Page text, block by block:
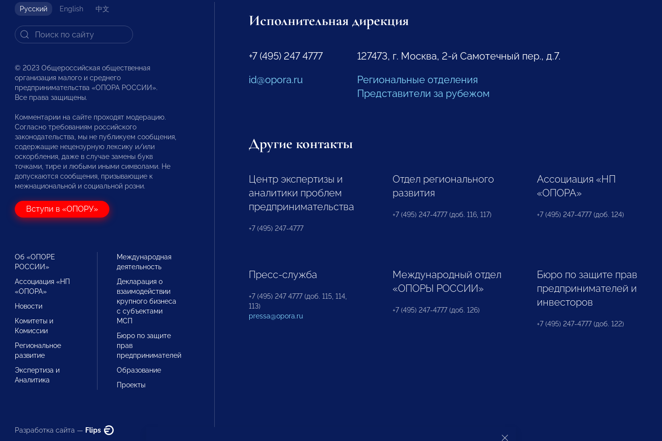
Русский English 中文
© 2023 Общероссийская общественная
организация малого и среднего
предпринимательства «ОПОРА РОССИИ».
Все права защищены.
Комментарии на сайте проходят модерацию.
Согласно требованиям российского
законодательства, мы не публикуем сообщения,
содержащие нецензурную лексику и/или
оскорбления, даже в случае замены букв
точками, тире и любыми иными символами. Не
допускаются сообщения, призывающие к
межнациональной и социальной розни.
Вступи в «ОПОРУ»
Об «ОПОРЕ
РОССИИ»
Ассоциация «НП
«ОПОРА»
Новости
Комитеты и
Комиссии
Региональное
развитие
Экспертиза и
Аналитика
Международная
деятельность
Декларация о
взаимодействии
крупного бизнеса
с субъектами
МСП
Бюро по защите
прав
предпринимателей
Образование
Проекты
Разработка сайта — Flips
Исполнительная дирекция
+7 (495) 247 4777
id@opora.ru
127473, г. Москва, 2-й Самотечный пер., д.7.
Региональные отделения
Представители за рубежом
Другие контакты
Центр экспертизы и
аналитики проблем
предпринимательства
+7 (495) 247-4777
Отдел регионального
развития
+7 (495) 247-4777 (доб. 116, 117)
Ассоциация «НП
«ОПОРА»
+7 (495) 247-4777 (доб. 124)
Пресс-служба
+7 (495) 247 4777 (доб. 115, 114,
113)
pressa@opora.ru
Международный отдел
«ОПОРЫ РОССИИ»
+7 (495) 247-4777 (доб. 126)
Бюро по защите прав
предпринимателей и
инвесторов
+7 (495) 247-4777 (доб. 122)